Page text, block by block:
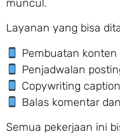
muncul.
Layanan yang bisa
Pembuatan
Penjadwalan
Copywriting caption
Balas komentar
Semua pekerjaan ini